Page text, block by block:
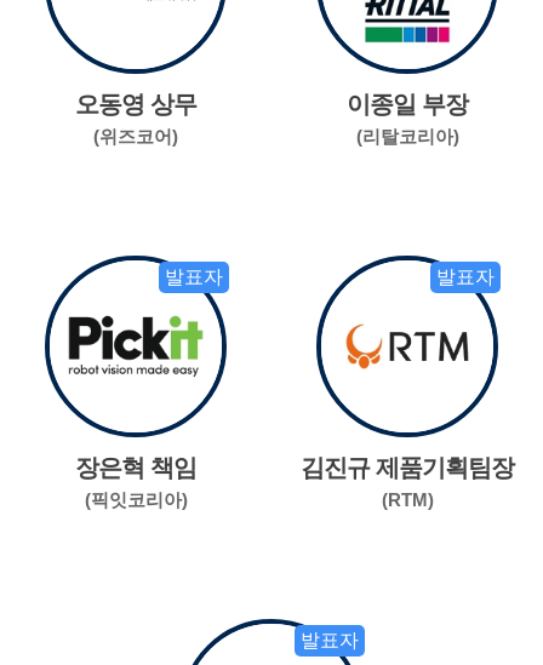
오동영 상무
(위즈코어)
이종일 부장
(리탈코리아)
발표자
장은혁 책임
(픽잇코리아)
발표자
김진규 제품기획팀장
(RTM)
발표자